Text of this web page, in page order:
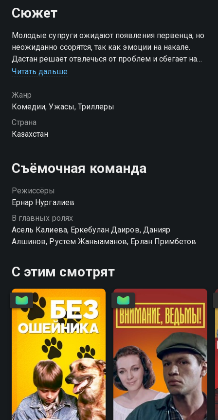
Сюжет
Молодые супруги ожидают появления первенца, но
неожиданно ссорятся, так как эмоции на накале.
Дастан решает отвлечься от проблем и сбегает на
день от жены к своим друзьям, один из которых
Вместе они решают поехать на рыбалку, но
попадают в курьезные и непредвиденные
ситуации...
Читать дальше
Жанр
Комедии, Ужасы, Триллеры
Страна
Казахстан
Съёмочная команда
Режиссёры
Ернар Нургалиев
В главных ролях
Асель Калиева, Еркебулан Даиров, Данияр
Алшинов, Рустем Жаныаманов, Ерлан Примбетов
С этим смотрят
6.7 4.6 5.6